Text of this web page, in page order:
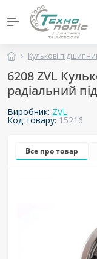
Кулькові
6208 ZVL
радіальний
Виробник: ZVL
Код товару:15216
Все про товар